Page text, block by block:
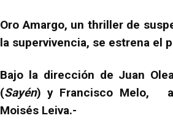
Oro Amargo, un thriller de
la supervivencia, se estrena el
Bajo la dirección de Juan
(Sayén) y Francisco Melo,
Moisés Leiva.-